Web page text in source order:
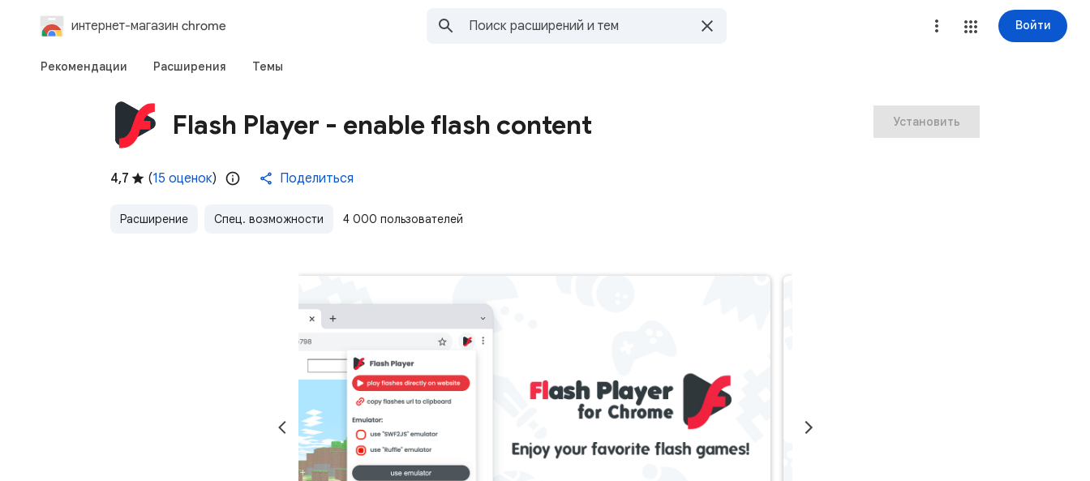
интернет-магазин chrome Войти
Рекомендации Расширения Темы
Flash Player - enable flash content
4,7 (15 оценок) Поделиться
Расширение Спец. возможности 4 000 пользователей
Установить